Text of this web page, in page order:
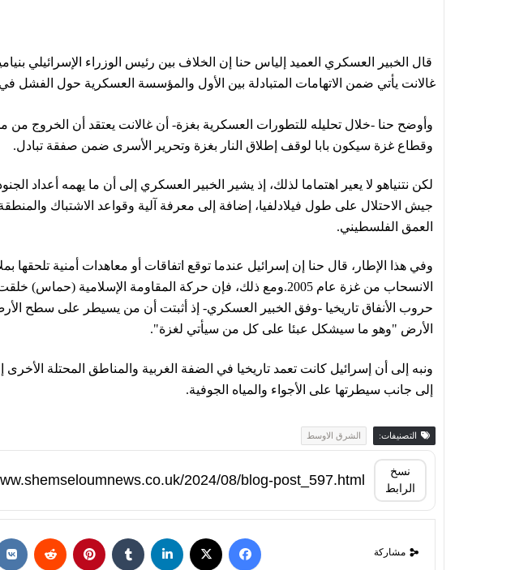
قال الخبير العسكري العميد إلياس حنا إن الخلاف بين رئيس الوزراء الإسرائيلي
غالانت يأتي ضمن الاتهامات المتبادلة بين الأول والمؤسسة العسكرية حول الفشل في 7 أكتوبر الماضي.
وأوضح حنا -خلال تحليله للتطورات العسكرية بغزة- أن غالانت يعتقد أن الخروج من
وقطاع غزة سيكون بابا لوقف إطلاق النار بغزة وتحرير الأسرى ضمن صفقة تبادل.
لكن نتنياهو لا يعير اهتماما لذلك، إذ يشير الخبير العسكري إلى أن ما يهمه أعداد
جيش الاحتلال على طول فيلادلفيا، إضافة إلى معرفة آلية وقواعد الاشتباك
العمق الفلسطيني.
وفي هذا الإطار، قال حنا إن إسرائيل عندما توقع اتفاقات أو معاهدات أمنية تلحقها
الانسحاب من غزة عام 2005.ومع ذلك، فإن حركة المقاومة الإسلامية
حروب الأنفاق تاريخيا -وفق الخبير العسكري- إذ أثبتت أن من يسيطر على سطح
الأرض "وهو ما سيشكل عبئا على كل من سيأتي لغزة".
ونبه إلى أن إسرائيل كانت تعمد تاريخيا في الضفة الغربية والمناطق المحتلة الأخرى
إلى جانب سيطرتها على الأجواء والمياه الجوفية.
التصنيفات: الشرق الاوسط
نسخ
الرابط
مشاركة